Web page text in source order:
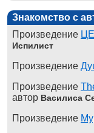
Знакомство с
Произведение
Испилист
Произведение
Произведение
автор Василиса
Произведение